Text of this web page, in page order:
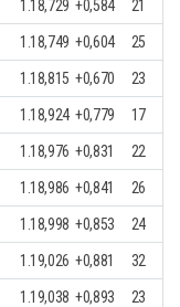
1.18,729 +0,584 21
1.18,749 +0,604 25
1.18,815 +0,670 23
1.18,924 +0,779 17
1.18,976 +0,831 22
1.18,986 +0,841 26
1.18,998 +0,853 24
1.19,026 +0,881 32
1.19,038 +0,893 23